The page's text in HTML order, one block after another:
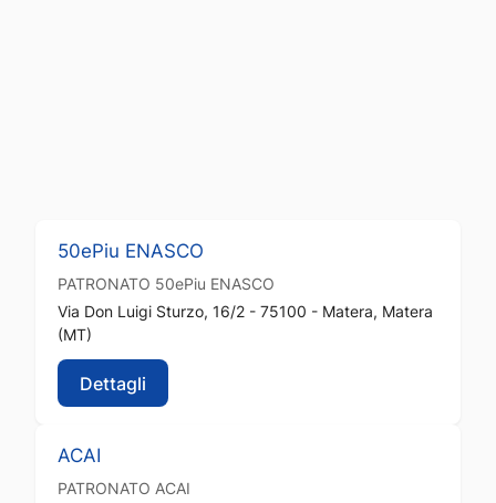
50ePiu ENASCO
PATRONATO 50ePiu ENASCO
Via Don Luigi Sturzo, 16/2 - 75100 - Matera, Matera
(MT)
Dettagli
ACAI
PATRONATO ACAI